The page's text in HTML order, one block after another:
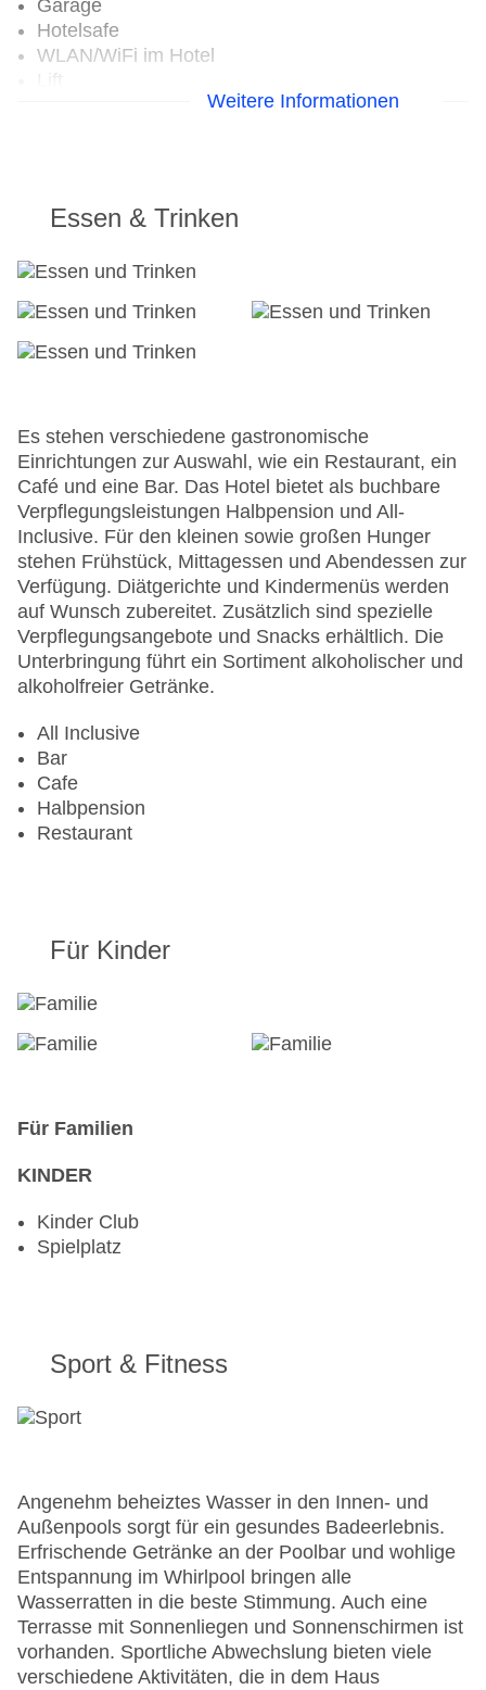
Garage
Hotelsafe
WLAN/WiFi im Hotel
Lift
Anzahl der Aufzüge: 1
Pool, Sonnenschirme am Pool, Liegen am Pool
Zahlungsarten: Mastercard, Visa
Weitere Informationen
Essen & Trinken
Es stehen verschiedene gastronomische
Einrichtungen zur Auswahl, wie ein Restaurant, ein
Café und eine Bar. Das Hotel bietet als buchbare
Verpflegungsleistungen Halbpension und All-
Inclusive. Für den kleinen sowie großen Hunger
stehen Frühstück, Mittagessen und Abendessen zur
Verfügung. Diätgerichte und Kindermenüs werden
auf Wunsch zubereitet. Zusätzlich sind spezielle
Verpflegungsangebote und Snacks erhältlich. Die
Unterbringung führt ein Sortiment alkoholischer und
alkoholfreier Getränke.
All Inclusive
Bar
Cafe
Halbpension
Restaurant
Für Kinder
Für Familien
KINDER
Kinder Club
Spielplatz
Sport & Fitness
Angenehm beheiztes Wasser in den Innen- und
Außenpools sorgt für ein gesundes Badeerlebnis.
Erfrischende Getränke an der Poolbar und wohlige
Entspannung im Whirlpool bringen alle
Wasserratten in die beste Stimmung. Auch eine
Terrasse mit Sonnenliegen und Sonnenschirmen ist
vorhanden. Sportliche Abwechslung bieten viele
verschiedene Aktivitäten, die in dem Haus